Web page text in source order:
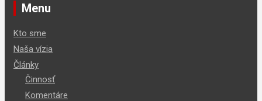
Menu
Kto sme
Naša vízia
Články
Činnosť
Komentáre